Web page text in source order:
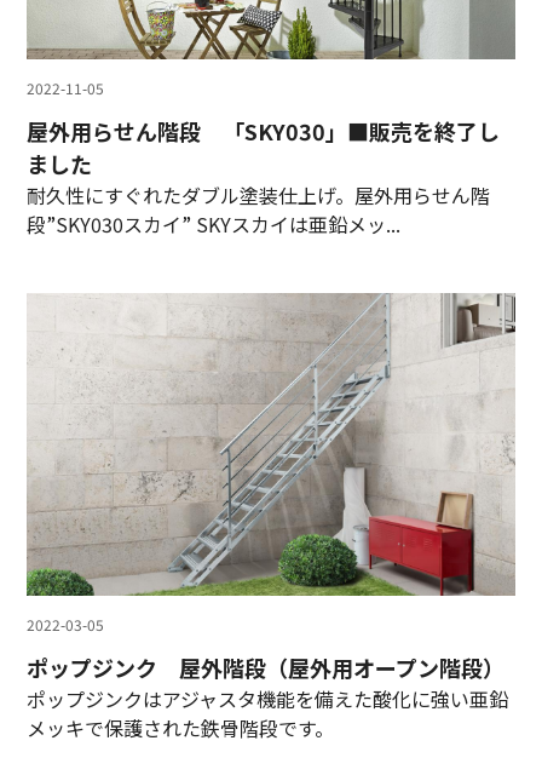
2022-11-05
屋外用らせん階段 「SKY030」■販売を終了し
ました
耐久性にすぐれたダブル塗装仕上げ。屋外用らせん階
段”SKY030スカイ” SKYスカイは亜鉛メッ...
2022-03-05
ポップジンク 屋外階段（屋外用オープン階段）
ポップジンクはアジャスタ機能を備えた酸化に強い亜鉛
メッキで保護された鉄骨階段です。